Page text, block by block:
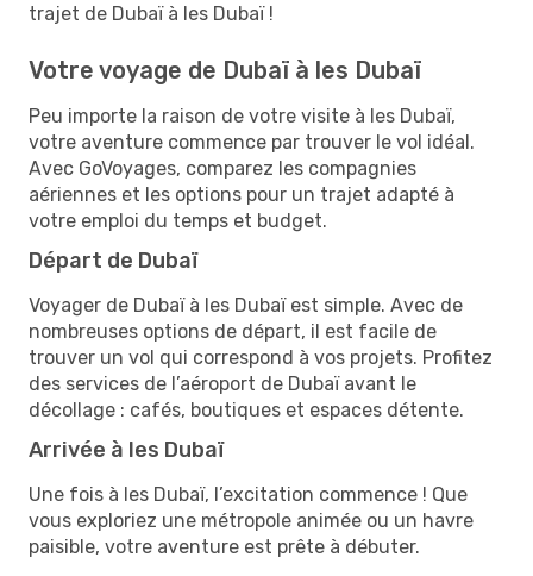
trajet de Dubaï à les Dubaï !
Votre voyage de Dubaï à les Dubaï
Peu importe la raison de votre visite à les Dubaï,
votre aventure commence par trouver le vol idéal.
Avec GoVoyages, comparez les compagnies
aériennes et les options pour un trajet adapté à
votre emploi du temps et budget.
Départ de Dubaï
Voyager de Dubaï à les Dubaï est simple. Avec de
nombreuses options de départ, il est facile de
trouver un vol qui correspond à vos projets. Profitez
des services de l’aéroport de Dubaï avant le
décollage : cafés, boutiques et espaces détente.
Arrivée à les Dubaï
Une fois à les Dubaï, l’excitation commence ! Que
vous exploriez une métropole animée ou un havre
paisible, votre aventure est prête à débuter.